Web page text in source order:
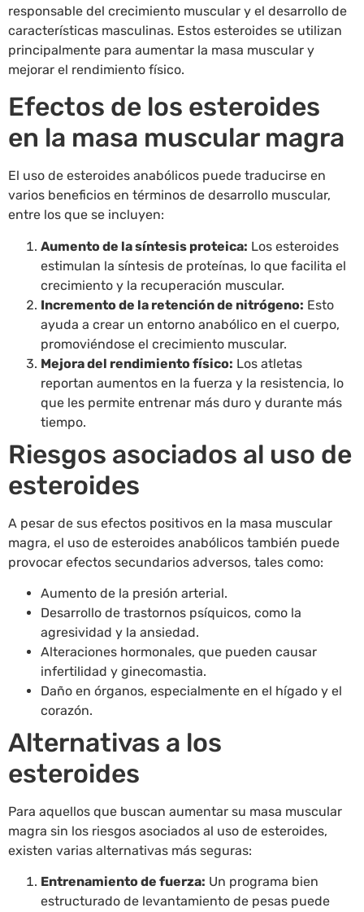
responsable del crecimiento muscular y el desarrollo de
características masculinas. Estos esteroides se utilizan
principalmente para aumentar la masa muscular y
mejorar el rendimiento físico.
Efectos de los esteroides
en la masa muscular magra
El uso de esteroides anabólicos puede traducirse en
varios beneficios en términos de desarrollo muscular,
entre los que se incluyen:
Aumento de la síntesis proteica: Los esteroides
estimulan la síntesis de proteínas, lo que facilita el
crecimiento y la recuperación muscular.
Incremento de la retención de nitrógeno: Esto
ayuda a crear un entorno anabólico en el cuerpo,
promoviéndose el crecimiento muscular.
Mejora del rendimiento físico: Los atletas
reportan aumentos en la fuerza y la resistencia, lo
que les permite entrenar más duro y durante más
tiempo.
Riesgos asociados al uso de
esteroides
A pesar de sus efectos positivos en la masa muscular
magra, el uso de esteroides anabólicos también puede
provocar efectos secundarios adversos, tales como:
Aumento de la presión arterial.
Desarrollo de trastornos psíquicos, como la
agresividad y la ansiedad.
Alteraciones hormonales, que pueden causar
infertilidad y ginecomastia.
Daño en órganos, especialmente en el hígado y el
corazón.
Alternativas a los
esteroides
Para aquellos que buscan aumentar su masa muscular
magra sin los riesgos asociados al uso de esteroides,
existen varias alternativas más seguras:
Entrenamiento de fuerza: Un programa bien
estructurado de levantamiento de pesas puede